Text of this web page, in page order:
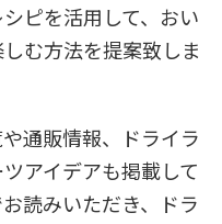
ピを活用して、おい
む方法を提案致しま
通販情報、ドライラ
アイデアも掲載して
読みいただき、ドラ